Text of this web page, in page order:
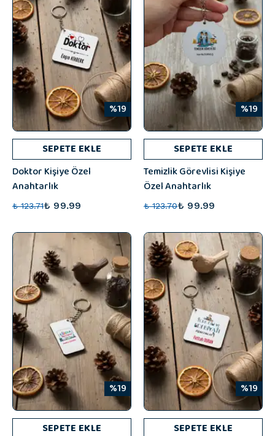
%19
SEPETE EKLE
Doktor Kişiye Özel
Anahtarlık
₺ 123.71₺ 99.99
%19
SEPETE EKLE
Temizlik Görevlisi Kişiye
Özel Anahtarlık
₺ 123.70₺ 99.99
%19
SEPETE EKLE
%19
SEPETE EKLE